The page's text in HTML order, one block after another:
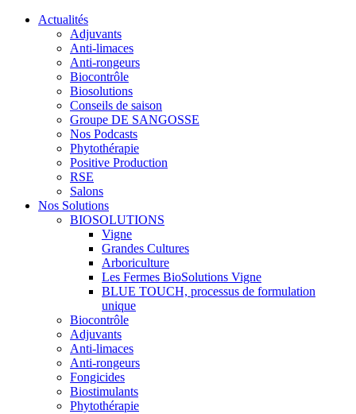
Actualités
Adjuvants
Anti-limaces
Anti-rongeurs
Biocontrôle
Biosolutions
Conseils de saison
Groupe DE SANGOSSE
Nos Podcasts
Phytothérapie
Positive Production
RSE
Salons
Nos Solutions
BIOSOLUTIONS
Vigne
Grandes Cultures
Arboriculture
Les Fermes BioSolutions Vigne
BLUE TOUCH, processus de formulation
unique
Biocontrôle
Adjuvants
Anti-limaces
Anti-rongeurs
Fongicides
Biostimulants
Phytothérapie